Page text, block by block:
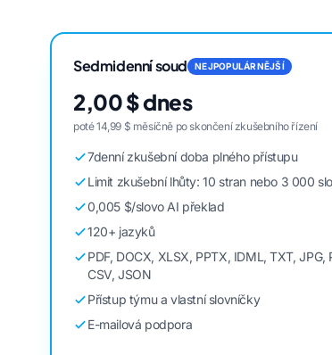
Sedmidenní soud NEJPOPULÁRNĚJŠÍ
2,00 $ dnes
poté 14,99 $ měsíčně po skončení zkušebního řízení
7denní zkušební doba plného přístupu
Limit zkušební lhůty: 10 stran nebo 3 000
0,005 $/slovo AI překlad
120+ jazyků
PDF, DOCX, XLSX, PPTX, IDML, TXT, JPG,
CSV, JSON
Přístup týmu a vlastní slovníčky
E-mailová podpora